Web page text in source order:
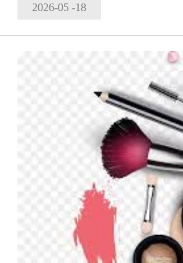
2026-05 -18